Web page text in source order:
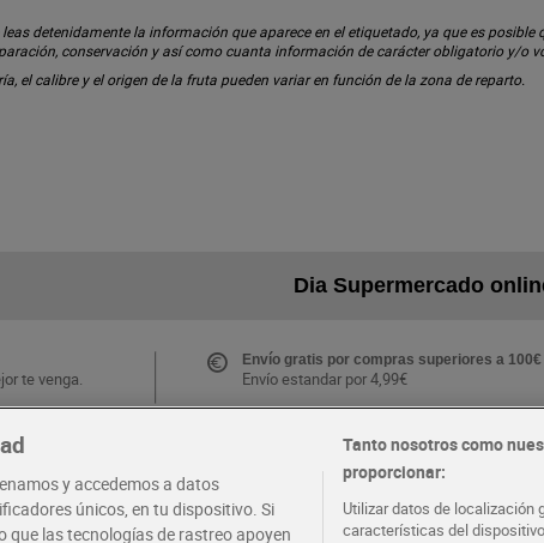
detenidamente la información que aparece en el etiquetado, ya que es
conservación y así como cuanta información de carácter obligatorio y/o
el calibre y el origen de la fruta pueden variar en función de la zona de reparto.
Dia Supermercado
te venga.
Envío gratis por compras superiores a 100€
Envío estandar por 4,99€
Folletos y Tiendas
cercana
y accedemos a datos
únicos, en tu dispositivo. Si
las tecnologías de rastreo apoyen
Tanto nosotros como
proporcionar:
Utilizar datos de localización
características del